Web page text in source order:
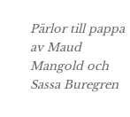
Pärlor till pappa
av Maud
Mangold och
Sassa Buregren